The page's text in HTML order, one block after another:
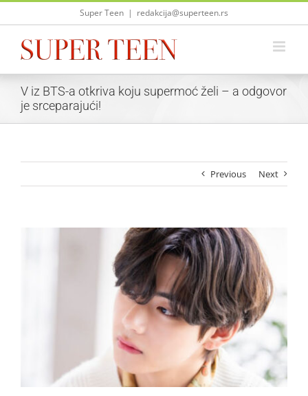
Skip
Super Teen | redakcija@superteen.rs
V iz BTS-a otkriva koju supermoć želi – a odgovor
je srceparajući!
Previous Next